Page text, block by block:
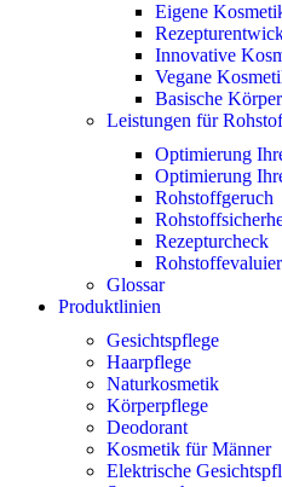
Eigene
Innovative
Vegane
Basische
Leistungen für
Optimierung
Optimierung
Rohstoffgeruch
Rezepturcheck
Glossar
Produktlinien
Gesichtspflege
Haarpflege
Naturkosmetik
Körperpflege
Deodorant
Kosmetik für Männer
Elektrische